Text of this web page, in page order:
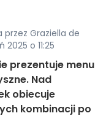
przez Graziella de
o 11:25
prezentuje menu
Nad
obiecuje
kombinacji po